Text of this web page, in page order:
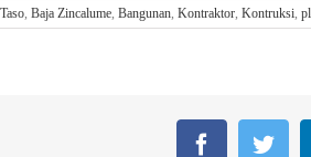
, Baja Zincalume, Bangunan, Kontraktor, Kontruksi,
Facebook